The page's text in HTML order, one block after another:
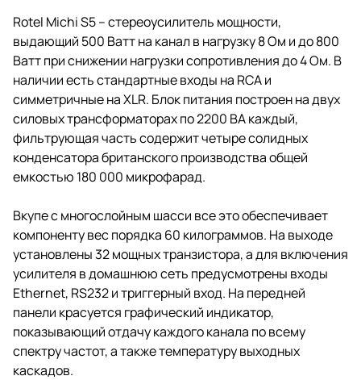
содержит четыре солидных
конденсатора британского
производства общей емкостью
180 000 микрофарад.
Rotel Michi S5 – стереоусилитель мощности,
выдающий 500 Ватт на канал в нагрузку 8 Ом и до 800
Ватт при снижении нагрузки сопротивления до 4 Ом. В
наличии есть стандартные входы на RCA и
симметричные на XLR. Блок питания построен на двух
силовых трансформаторах по 2200 ВА каждый,
фильтрующая часть содержит четыре солидных
конденсатора британского производства общей
емкостью 180 000 микрофарад.
Вкупе с многослойным шасси все это обеспечивает
компоненту вес порядка 60 килограммов. На выходе
установлены 32 мощных транзистора, а для включения
усилителя в домашнюю сеть предусмотрены входы
Ethernet, RS232 и триггерный вход. На передней
панели красуется графический индикатор,
показывающий отдачу каждого канала по всему
спектру частот, а также температуру выходных
каскадов.